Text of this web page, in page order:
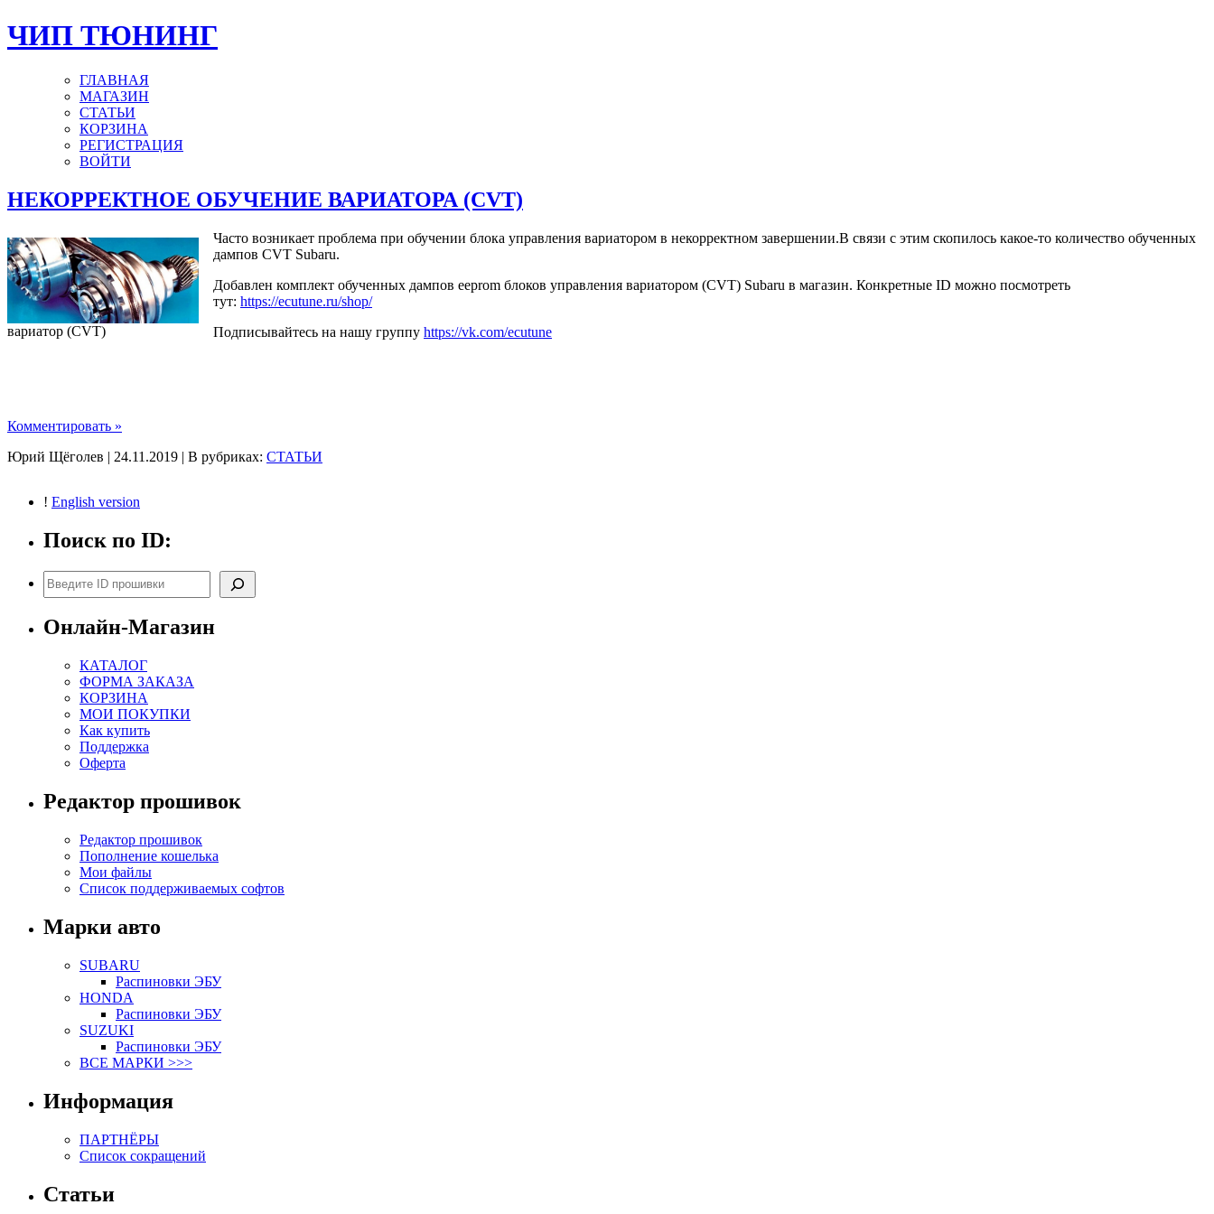
ЧИП ТЮНИНГ
ГЛАВНАЯ
МАГАЗИН
СТАТЬИ
КОРЗИНА
РЕГИСТРАЦИЯ
ВОЙТИ
НЕКОРРЕКТНОЕ ОБУЧЕНИЕ ВАРИАТОРА (CVT)
вариатор (CVT)
Часто возникает проблема при обучении блока управления вариатором в некорректном завершении.В связи с этим скопилось какое-то количество обученных
дампов CVT Subaru.
Добавлен комплект обученных дампов eeprom блоков управления вариатором (CVT) Subaru в магазин. Конкретные ID можно посмотреть
тут: https://ecutune.ru/shop/
Подписывайтесь на нашу группу https://vk.com/ecutune
Комментировать »
Юрий Щёголев | 24.11.2019 | В рубриках: СТАТЬИ
! English version
Поиск по ID:
Поиск
Онлайн-Магазин
КАТАЛОГ
ФОРМА ЗАКАЗА
КОРЗИНА
МОИ ПОКУПКИ
Как купить
Поддержка
Оферта
Редактор прошивок
Редактор прошивок
Пополнение кошелька
Мои файлы
Список поддерживаемых софтов
Марки авто
SUBARU
Распиновки ЭБУ
HONDA
Распиновки ЭБУ
SUZUKI
Распиновки ЭБУ
ВСЕ МАРКИ >>>
Информация
ПАРТНЁРЫ
Список сокращений
Статьи